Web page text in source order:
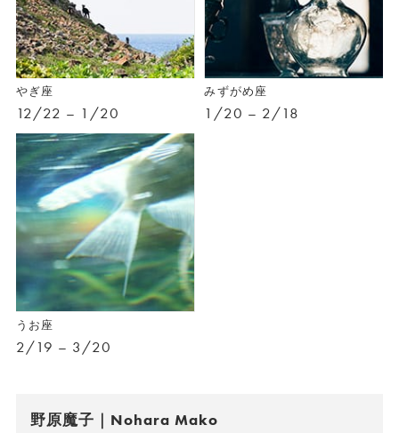
やぎ座
12/22 – 1/20
みずがめ座
1/20 – 2/18
うお座
2/19 – 3/20
野原魔子｜Nohara Mako